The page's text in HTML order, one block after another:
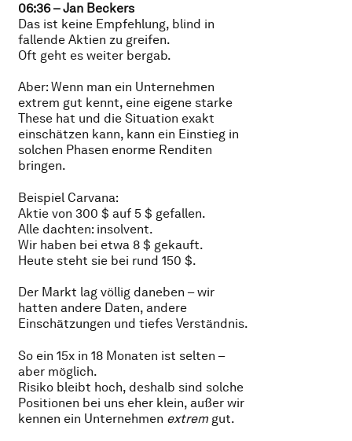
06:36 – Jan Beckers
Das ist keine Empfehlung, blind in
fallende Aktien zu greifen.
Oft geht es weiter bergab.
Aber: Wenn man ein Unternehmen
extrem gut kennt, eine eigene starke
These hat und die Situation exakt
einschätzen kann, kann ein Einstieg in
solchen Phasen enorme Renditen
bringen.
Beispiel Carvana:
Aktie von 300 $ auf 5 $ gefallen.
Alle dachten: insolvent.
Wir haben bei etwa 8 $ gekauft.
Heute steht sie bei rund 150 $.
Der Markt lag völlig daneben – wir
hatten andere Daten, andere
Einschätzungen und tiefes Verständnis.
So ein 15x in 18 Monaten ist selten –
aber möglich.
Risiko bleibt hoch, deshalb sind solche
Positionen bei uns eher klein, außer wir
kennen ein Unternehmen extremgut.